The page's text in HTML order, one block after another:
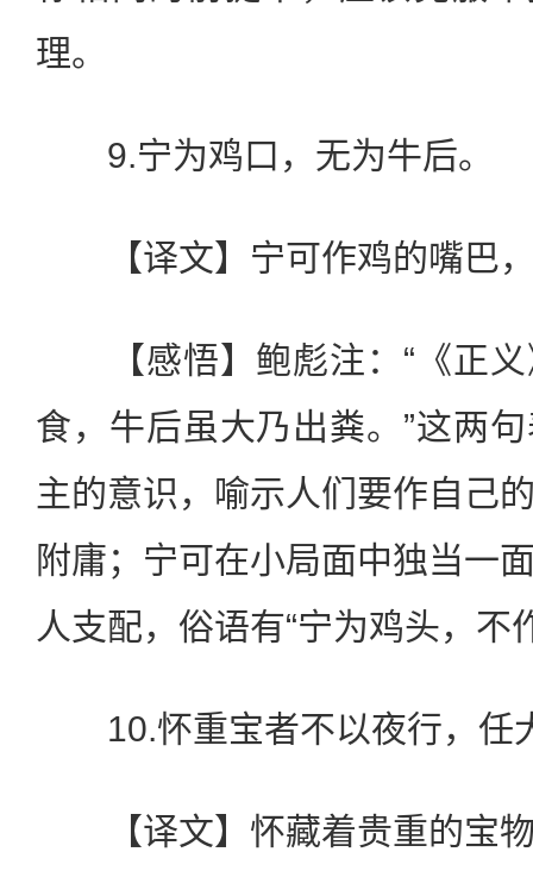
理。
9.宁为鸡口，无为牛后。
【译文】宁可作鸡的嘴巴，
【感悟】鲍彪注：“《正义
食，牛后虽大乃出粪。”这两
主的意识，喻示人们要作自己
附庸；宁可在小局面中独当一
人支配，俗语有“宁为鸡头，不
10.怀重宝者不以夜行，任
【译文】怀藏着贵重的宝物